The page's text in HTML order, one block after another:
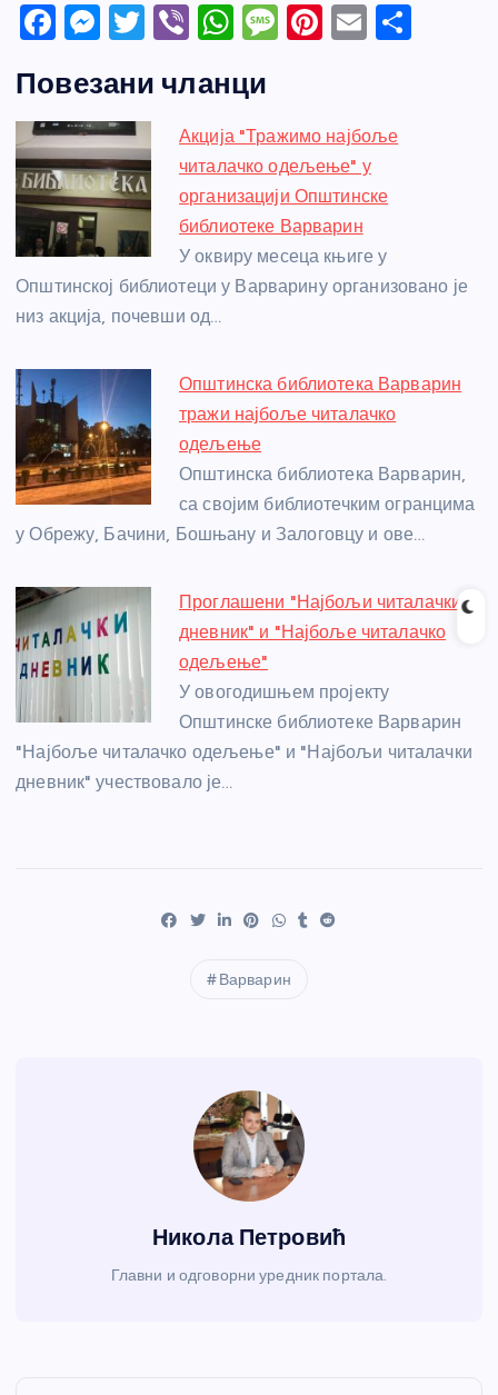
F
c
e
b
o
o
k
M
ss
e
n
g
er
T
itt
er
Vi
er
W
at
s
A
p
p
M
a
g
e
Pi
e
st
E
Повезани чланци
Акција "Тражимо најбоље
читалачко одељење" у
организацији Општинске
библиотеке Варварин
У оквиру месеца књиге у
Општинској библиотеци у Варварину организовано је
низ акција, почевши од…
Општинска библиотека Варварин
тражи најбоље читалачко
одељење
Општинска библиотека Варварин,
са својим библиотечким огранцима
у Обрежу, Бачини, Бошњану и Залоговцу и ове…
Проглашени "Најбољи читалачки
дневник" и "Најбоље читалачко
одељење"
У овогодишњем пројекту
Општинске библиотеке Варварин
"Најбоље читалачко одељење" и "Најбољи читалачки
дневник" учествовало је…
Варварин
Никола Петровић
Главни и одговорни уредник портала.